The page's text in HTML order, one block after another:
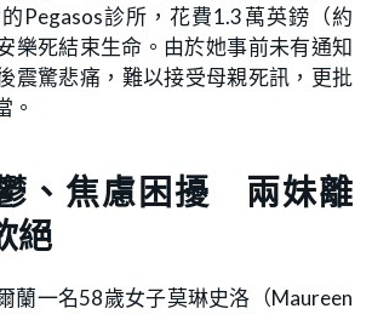
Pegasos診所，花費1.3萬英鎊（約
樂死結束生命。由於她事前未有通知
震驚悲痛，難以接受母親死訊，更批
。
、焦慮困擾 兩妹離
絕
蘭一名58歲女子莫琳史洛（Maureen